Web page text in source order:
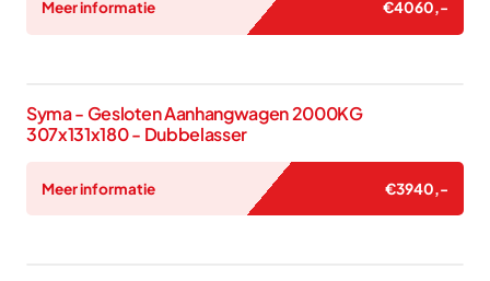
Meer informatie €4060,-
Syma - Gesloten Aanhangwagen 2000KG
307x131x180 - Dubbelasser
Meer informatie €3940,-